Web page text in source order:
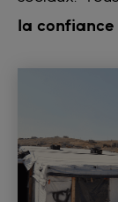
la confiance